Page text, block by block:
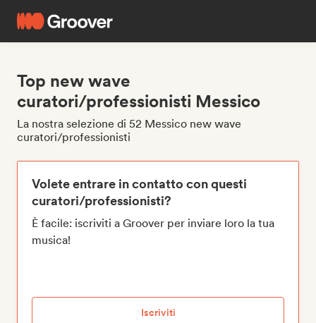
Top new wave
curatori/professionisti Messico
La nostra selezione di 52 Messico new wave
curatori/professionisti
Volete entrare in contatto con questi
curatori/professionisti?
È facile: iscriviti a Groover per inviare loro la tua
musica!
Iscriviti